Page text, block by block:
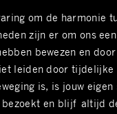
om de harmonie
zijn er om ons
bewezen en
leiden door
is, is jouw
en blijf altijd